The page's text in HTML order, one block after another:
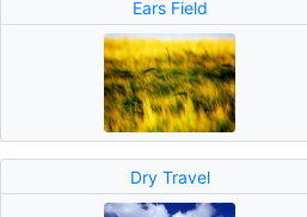
Ears Field
Dry Travel